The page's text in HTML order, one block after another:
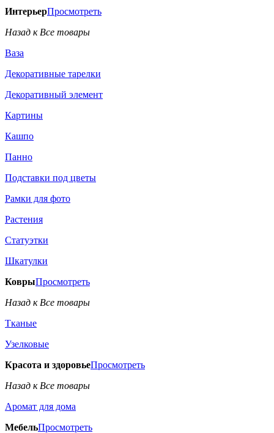
ИнтерьерПросмотреть
Назад к Все товары
Ваза
Декоративные тарелки
Декоративный элемент
Картины
Кашпо
Панно
Подставки под цветы
Рамки для фото
Растения
Статуэтки
Шкатулки
КоврыПросмотреть
Назад к Все товары
Тканые
Узелковые
Красота и здоровьеПросмотреть
Назад к Все товары
Аромат для дома
МебельПросмотреть